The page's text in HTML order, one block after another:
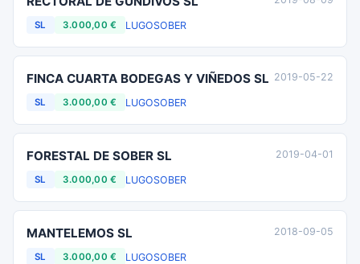
SL 3.000,00 € LUGOSOBER
FINCA CUARTA BODEGAS Y VIÑEDOS SL
SL 3.000,00 € LUGOSOBER
2019-05-22
FORESTAL DE SOBER SL
SL 3.000,00 € LUGOSOBER
2019-04-01
MANTELEMOS SL
SL 3.000,00 € LUGOSOBER
2018-09-05